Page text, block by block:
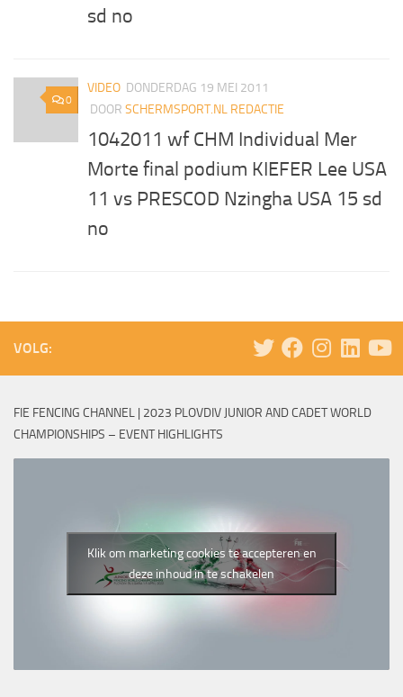
sd no
0
VIDEO DONDERDAG 19 MEI 2011
DOOR SCHERMSPORT.NL REDACTIE
1042011 wf CHM Individual Mer
Morte final podium KIEFER Lee USA
11 vs PRESCOD Nzingha USA 15 sd
no
VOLG:
FIE FENCING CHANNEL | 2023 PLOVDIV JUNIOR AND CADET WORLD
CHAMPIONSHIPS – EVENT HIGHLIGHTS
Klik om marketing cookies te accepteren en
deze inhoud in te schakelen